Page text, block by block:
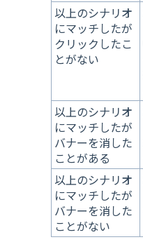
以上のシナリオ
にマッチしたが
クリックしたこ
とがない
以上のシナリオ
にマッチしたが
バナーを消した
ことがある
以上のシナリオ
にマッチしたが
バナーを消した
ことがない